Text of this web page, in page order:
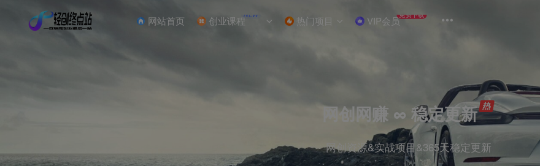
网站首页 创业课程NEW 热门项目 VIP会员免费下载
网创网赚 ∞ 稳定更新
网创资源&实战项目&365天稳定更新